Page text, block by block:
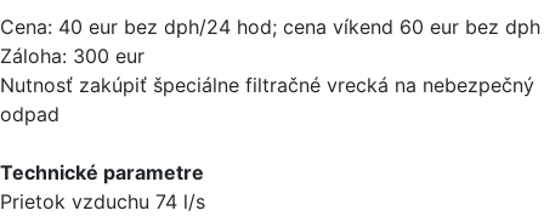
Cena: 40 eur bez dph/24 hod; cena víkend 60 eur bez dph
Záloha: 300 eur
Nutnosť zakúpiť špeciálne filtračné vrecká na nebezpečný
odpad
Technické parametre
Prietok vzduchu 74 l/s